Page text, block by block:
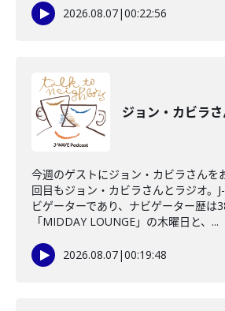
2026.08.07|00:22:56
ジョン・カビラ
今週のゲストにジョン・カビラさんを
回目もジョン・カビラさんとラジオ。
ビゲーターであり、ナビゲーター歴は
「MIDDAY LOUNGE」の木曜日と、...
2026.08.07|00:19:48